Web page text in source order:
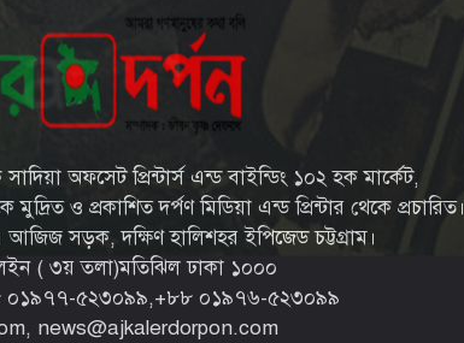
অফসেট প্রিন্টার্স এন্ড বাইন্ডিং ১০২ হক মার্কেট,
ও প্রকাশিত দর্পণ মিডিয়া এন্ড প্রিন্টার থেকে প্রচারিত।
আজিজ সড়ক, দক্ষিণ হালিশহর ইপিজেড চট্টগ্রাম।
( ৩য় তলা)মতিঝিল ঢাকা ১০০০
০১৯৭৭-৫২৩০৯৯‬,‪+৮৮ ০১৯৭৬-৫২৩০৯৯‬
news@ajkalerdorpon.com